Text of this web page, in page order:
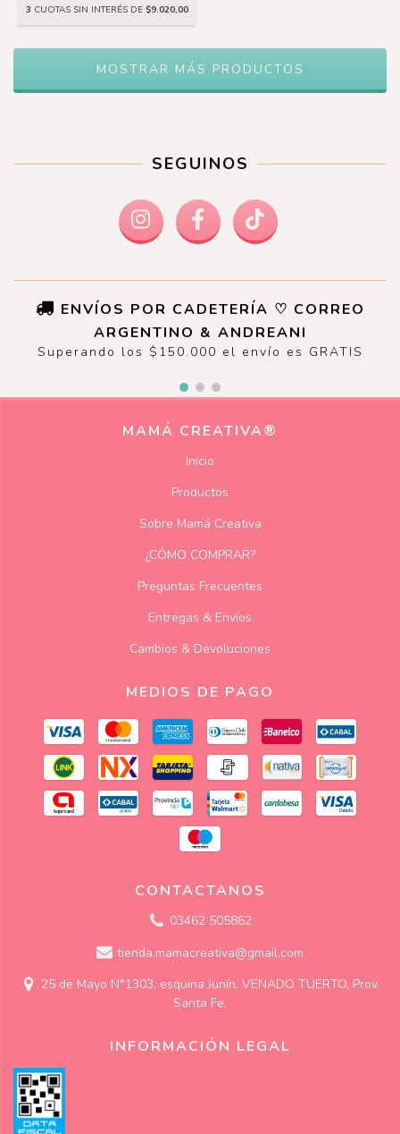
3 CUOTAS SIN INTERÉS DE $9.020,00
MOSTRAR MÁS PRODUCTOS
SEGUINOS
ENVÍOS POR CADETERÍA ♡ CORREO
ARGENTINO & ANDREANI
Superando los $150.000 el envío es GRATIS
MAMÁ CREATIVA®
Inicio
Productos
Sobre Mamá Creativa
¿CÓMO COMPRAR?
Preguntas Frecuentes
Entregas & Envíos
Cambios & Devoluciones
MEDIOS DE PAGO
CONTACTANOS
03462 505862
tienda.mamacreativa@gmail.com
25 de Mayo N°1303, esquina Junín. VENADO TUERTO, Prov.
Santa Fe.
INFORMACIÓN LEGAL